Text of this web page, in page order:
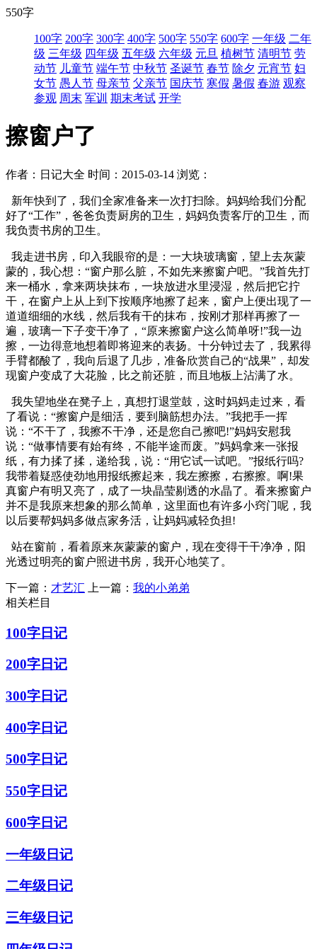
550字
100字 200字 300字 400字 500字 550字 600字 一年级 二年
级 三年级 四年级 五年级 六年级 元旦 植树节 清明节 劳
动节 儿童节 端午节 中秋节 圣诞节 春节 除夕 元宵节 妇
女节 愚人节 母亲节 父亲节 国庆节 寒假 暑假 春游 观察
参观 周末 军训 期末考试 开学
擦窗户了
作者：日记大全 时间：2015-03-14 浏览：
新年快到了，我们全家准备来一次打扫除。妈妈给我们分配
好了“工作”，爸爸负责厨房的卫生，妈妈负责客厅的卫生，而
我负责书房的卫生。
我走进书房，印入我眼帘的是：一大块玻璃窗，望上去灰蒙
蒙的，我心想：“窗户那么脏，不如先来擦窗户吧。”我首先打
来一桶水，拿来两块抹布，一块放进水里浸湿，然后把它拧
干，在窗户上从上到下按顺序地擦了起来，窗户上便出现了一
道道细细的水线，然后我有干的抹布，按刚才那样再擦了一
遍，玻璃一下子变干净了，“原来擦窗户这么简单呀!”我一边
擦，一边得意地想着即将迎来的表扬。十分钟过去了，我累得
手臂都酸了，我向后退了几步，准备欣赏自己的“战果”，却发
现窗户变成了大花脸，比之前还脏，而且地板上沾满了水。
我失望地坐在凳子上，真想打退堂鼓，这时妈妈走过来，看
了看说：“擦窗户是细活，要到脑筋想办法。”我把手一挥
说：“不干了，我擦不干净，还是您自己擦吧!”妈妈安慰我
说：“做事情要有始有终，不能半途而废。”妈妈拿来一张报
纸，有力揉了揉，递给我，说：“用它试一试吧。”报纸行吗?
我带着疑惑使劲地用报纸擦起来，我左擦擦，右擦擦。啊!果
真窗户有明又亮了，成了一块晶莹剔透的水晶了。看来擦窗户
并不是我原来想象的那么简单，这里面也有许多小窍门呢，我
以后要帮妈妈多做点家务活，让妈妈减轻负担!
站在窗前，看着原来灰蒙蒙的窗户，现在变得干干净净，阳
光透过明亮的窗户照进书房，我开心地笑了。
下一篇： 才艺汇 上一篇： 我的小弟弟
相关栏目
100字日记
200字日记
300字日记
400字日记
500字日记
550字日记
600字日记
一年级日记
二年级日记
三年级日记